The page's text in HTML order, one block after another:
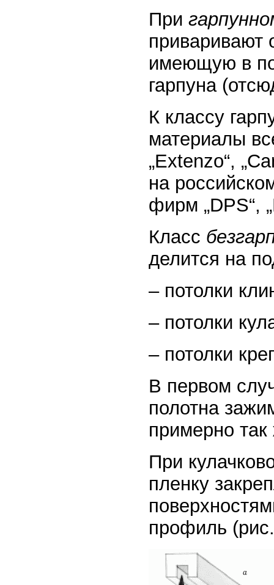
При
приваривают
имеющую в
гарпуна
К классу
материалы
„Extenzo“,
на
фирм „DPS“,
Класс
делится на
– потолки
– потолки
– потолки
В первом
полотна
примерно
При
пленку
профиль